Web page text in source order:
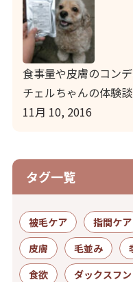
食事量や皮膚のコン
チェルちゃんの体験談
11月 10, 2016
タグ⼀覧
被毛ケア 指間ケア
皮膚
毛並み
食欲
ダックスフ